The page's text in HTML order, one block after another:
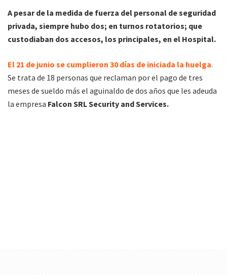
A pesar de la medida de fuerza del personal de seguridad
privada, siempre hubo dos; en turnos rotatorios; que
custodiaban dos accesos, los principales, en el Hospital.
El 21 de junio se cumplieron 30 días de iniciada la huelga.
Se trata de 18 personas que reclaman por el pago de tres
meses de sueldo más el aguinaldo de dos años que les adeuda
la empresa Falcon SRL Security and Services.